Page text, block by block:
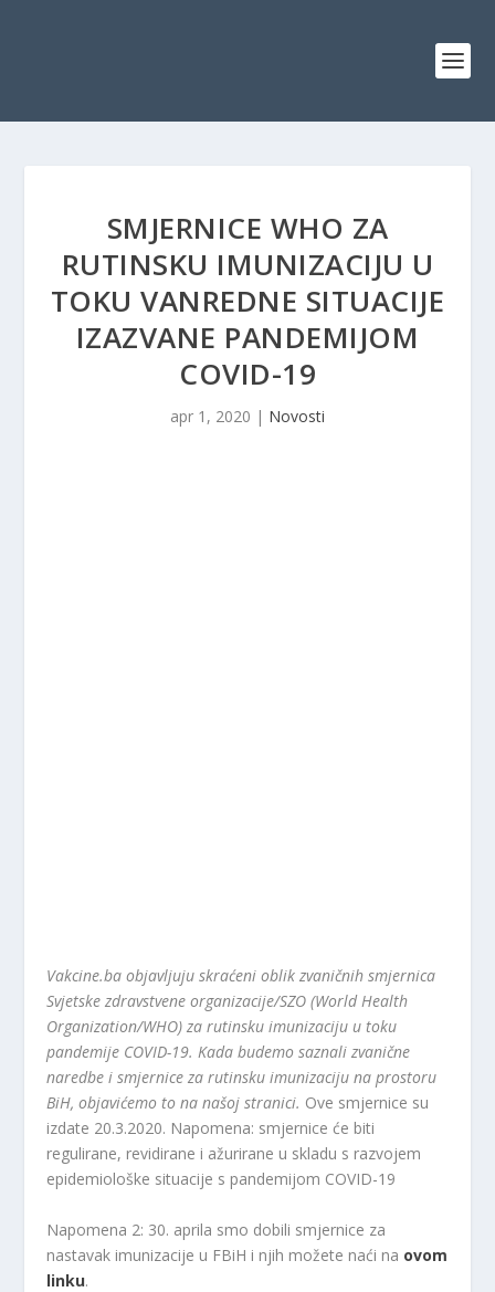
SMJERNICE WHO ZA
RUTINSKU IMUNIZACIJU U
TOKU VANREDNE SITUACIJE
IZAZVANE PANDEMIJOM
COVID-19
apr 1, 2020 | Novosti
Vakcine.ba objavljuju skraćeni oblik zvaničnih smjernica
Svjetske zdravstvene organizacije/SZO (World Health
Organization/WHO) za rutinsku imunizaciju u toku
pandemije COVID-19. Kada budemo saznali zvanične
naredbe i smjernice za rutinsku imunizaciju na prostoru
BiH, objavićemo to na našoj stranici. Ove smjernice su
izdate 20.3.2020. Napomena: smjernice će biti
regulirane, revidirane i ažurirane u skladu s razvojem
epidemiološke situacije s pandemijom COVID-19
Napomena 2: 30. aprila smo dobili smjernice za
nastavak imunizacije u FBiH i njih možete naći na ovom
linku.